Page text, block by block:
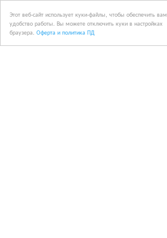
Этот веб-сайт использует куки-файлы, чтобы обеспечить вам
удобство работы. Вы можете отключить куки в настройках
браузера. Оферта и политика ПД